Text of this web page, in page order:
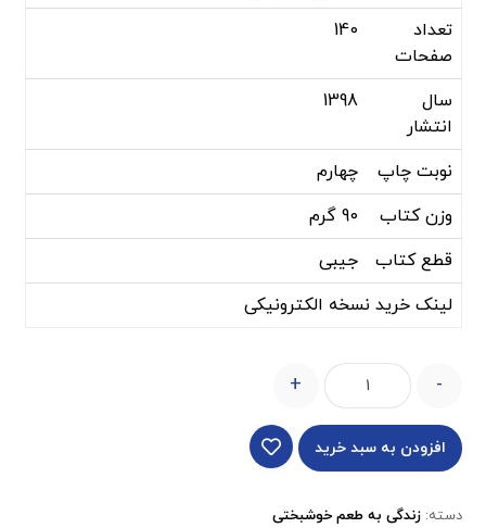
تعداد
صفحات
140
سال
انتشار
1398
نوبت چاپ
چهارم
وزن کتاب
90 گرم
قطع کتاب
جیبی
لینک خرید نسخه الکترونیکی
-
+
افزودن به سبد خرید
دسته:زندگی به طعم خوشبختی